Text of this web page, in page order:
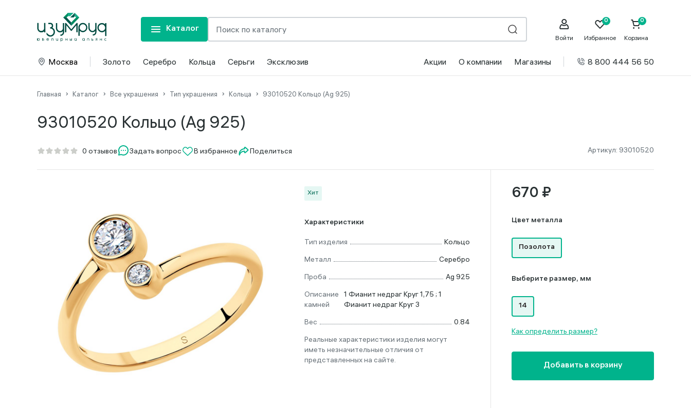
Каталог
Войти Избранное Корзина
Москва Золото Серебро Кольца Серьги Эксклюзив Акции О компании Магазины 8 800 444 56 50
Главная Каталог Все украшения Тип украшения Кольца 93010520 Кольцо (Ag 925)
93010520 Кольцо (Ag 925)
Задать вопрос Поделиться Артикул: 93010520
Хит
Характеристики
Тип изделия
Кольцо
Металл
Серебро
Проба
Ag 925
Описание
камней
1 Фианит недраг Круг 1,75 ; 1
Фианит недраг Круг 3
Вес
0.84
Реальные характеристики изделия могут
иметь незначительные отличия от
представленных на сайте.
670 ₽
Цвет металла
Позолота
Выберите размер, мм
14
Как определить размер?
Добавить в корзину